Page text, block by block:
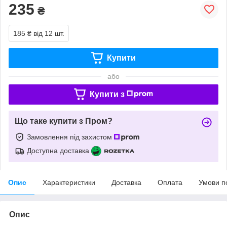
235 ₴
185 ₴ від 12 шт.
Купити
або
Купити з
Що таке купити з Пром?
Замовлення під захистом
Доступна доставка
Опис Характеристики Доставка Оплата Умови
Опис